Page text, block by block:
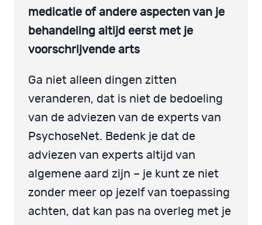
medicatie of andere aspecten van je
behandeling altijd eerst met je
voorschrijvende arts
Ga niet alleen dingen zitten
veranderen, dat is niet de bedoeling
van de adviezen van de experts van
PsychoseNet. Bedenk je dat de
adviezen van experts altijd van
algemene aard zijn – je kunt ze niet
zonder meer op jezelf van toepassing
achten, dat kan pas na overleg met je